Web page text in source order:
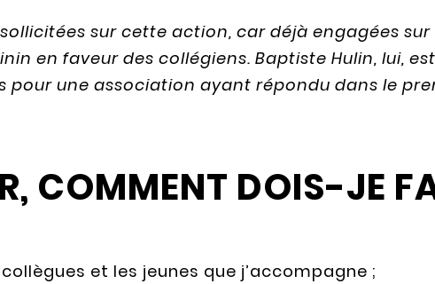
sur cette action, car déjà engagées
en faveur des collégiens. Baptiste Hulin, lui,
pour une association ayant répondu dans le
COMMENT DOIS-JE
et les jeunes que j’accompagne ;